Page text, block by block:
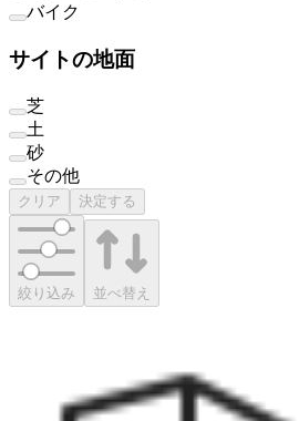
バイク
サイトの地面
芝
土
砂
その他
クリア 決定する
絞り込み 並べ替え